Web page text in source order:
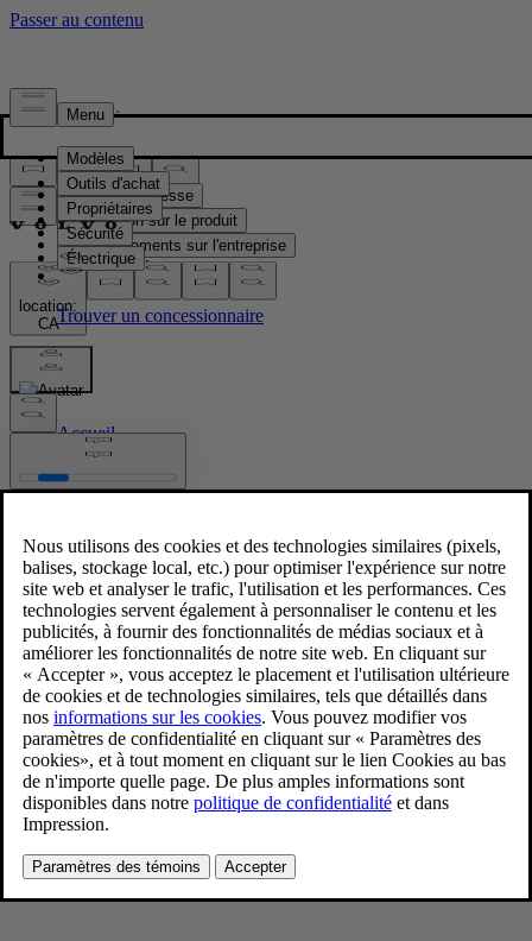
Presse & Médias
Matériel de presse
Information sur le produit
Renseignements sur l'entreprise
Contacts médias
location:
CA
Images
Accueil
/Images
90/90 day event
9/4/2024
Favoris
Partager
Télécharger
90/90 day event
Pour consulter toute l’information sur les droits d’auteur, cliquez ici